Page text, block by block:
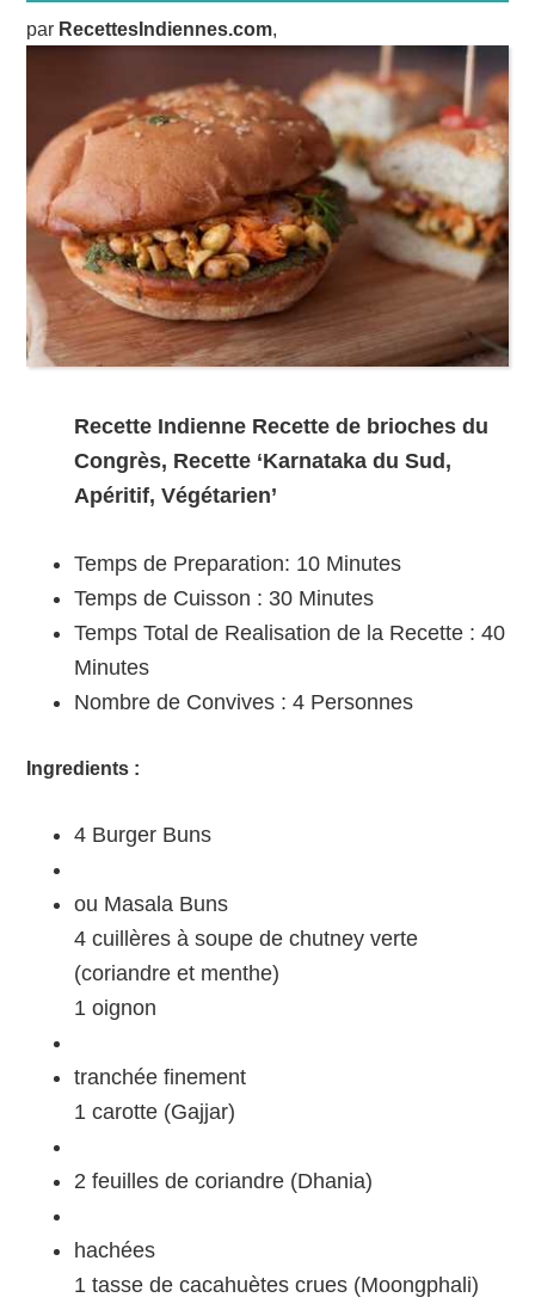
par RecettesIndiennes.com,
Recette Indienne Recette de brioches du
Congrès, Recette ‘Karnataka du Sud,
Apéritif, Végétarien’
Temps de Preparation: 10 Minutes
Temps de Cuisson : 30 Minutes
Temps Total de Realisation de la Recette :40
Minutes
Nombre de Convives :4 Personnes
Ingredients :
4 Burger Buns
ou Masala Buns
4 cuillères à soupe de chutney verte
(coriandre et menthe)
1 oignon
tranchée finement
1 carotte (Gajjar)
2 feuilles de coriandre (Dhania)
hachées
1 tasse de cacahuètes crues (Moongphali)